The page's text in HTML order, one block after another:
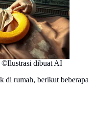
©Ilustrasi dibuat AI
di rumah, berikut beberapa